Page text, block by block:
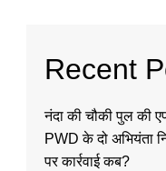
Recent
नंदा की चौकी पुल की
PWD के दो अभियंता
पर कार्रवाई कब?